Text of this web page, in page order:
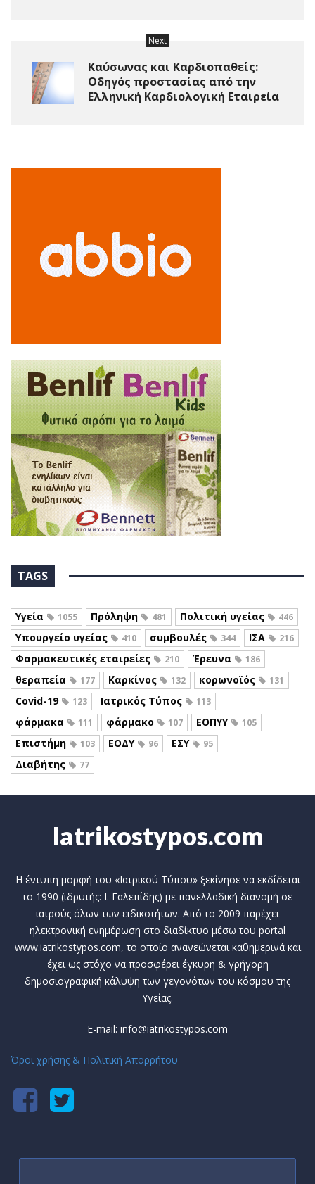
Next
Καύσωνας και Καρδιοπαθείς:
Οδηγός προστασίας από την
Ελληνική Καρδιολογική Εταιρεία
TAGS
Υγεία 1055 Πρόληψη 481 Πολιτική υγείας 446
Υπουργείο υγείας 410 συμβουλές 344 ΙΣΑ 216
Φαρμακευτικές εταιρείες 210 Έρευνα 186
θεραπεία 177 Καρκίνος 132 κορωνοϊός 131
Covid-19 123 Ιατρικός Τύπος 113
φάρμακα 111 φάρμακο 107 ΕΟΠΥΥ 105
Επιστήμη 103 ΕΟΔΥ 96 ΕΣΥ 95
Διαβήτης 77
Iatrikostypos.com
Η έντυπη μορφή του «Ιατρικού Τύπου» ξεκίνησε να εκδίδεται
το 1990 (ιδρυτής: Ι. Γαλεπίδης) με πανελλαδική διανομή σε
ιατρούς όλων των ειδικοτήτων. Από το 2009 παρέχει
ηλεκτρονική ενημέρωση στο διαδίκτυο μέσω του portal
www.iatrikostypos.com, το οποίο ανανεώνεται καθημερινά και
έχει ως στόχο να προσφέρει έγκυρη & γρήγορη
δημοσιογραφική κάλυψη των γεγονότων του κόσμου της
Υγείας.
E-mail: info@iatrikostypos.com
Όροι χρήσης & Πολιτική Απορρήτου